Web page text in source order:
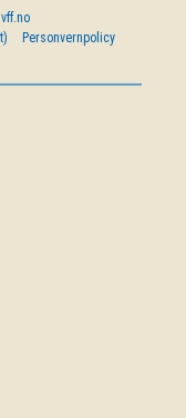
Personvernpolicy